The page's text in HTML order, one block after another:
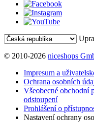
© 2010-2026 niceshops
Impresum a
Ochrana osobních
Všeobecné obchodní
odstoupení
Prohlášení o
Nastavení ochrany